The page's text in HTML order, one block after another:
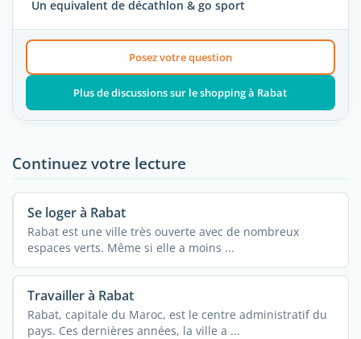
Un equivalent de décathlon & go sport
Posez votre question
Plus de discussions sur le shopping à Rabat
Continuez votre lecture
Se loger à Rabat
Rabat est une ville très ouverte avec de nombreux
espaces verts. Même si elle a moins ...
Travailler à Rabat
Rabat, capitale du Maroc, est le centre administratif du
pays. Ces dernières années, la ville a ...